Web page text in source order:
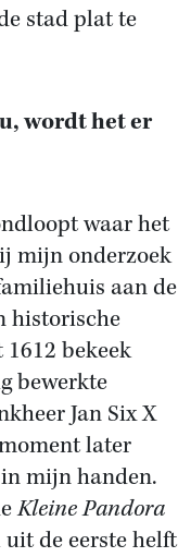
stad plat te
wordt het er
waar het
mijn onderzoek
aan de
historische
bekeek
bewerkte
Jan Six X
later
mijn handen.
Kleine Pandora
de eerste helft